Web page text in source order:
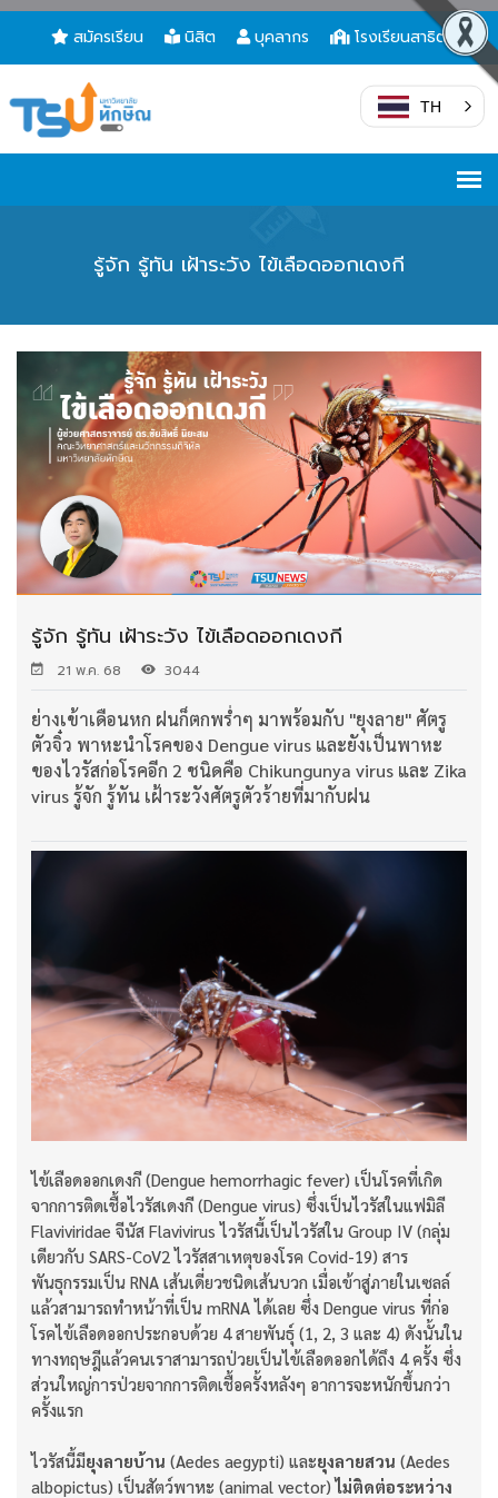
สมัครเรียน นิสิต บุคลากร โรงเรียนสาธิต
TH
รู้จัก รู้ทัน เฝ้าระวัง ไข้เลือดออกเดงกี
รู้จัก รู้ทัน เฝ้าระวัง ไข้เลือดออกเดงกี
21 พ.ค. 68 3044
ย่างเข้าเดือนหก ฝนก็ตกพร่ำๆ มาพร้อมกับ "ยุงลาย" ศัตรู
ตัวจิ๋ว พาหะนำโรคของ Dengue virus และยังเป็นพาหะ
ของไวรัสก่อโรคอีก 2 ชนิดคือ Chikungunya virus และ Zika
virus รู้จัก รู้ทัน เฝ้าระวังศัตรูตัวร้ายที่มากับฝน
ไข้เลือดออกเดงกี (Dengue hemorrhagic fever) เป็นโรคที่เกิด
จากการติดเชื้อไวรัสเดงกี (Dengue virus) ซึ่งเป็นไวรัสในแฟมิลี
Flaviviridae จีนัส Flavivirus ไวรัสนี้เป็นไวรัสใน Group IV (กลุ่ม
เดียวกับ SARS-CoV2 ไวรัสสาเหตุของโรค Covid-19) สาร
พันธุกรรมเป็น RNA เส้นเดี่ยวชนิดเส้นบวก เมื่อเข้าสู่ภายในเซลล์
แล้วสามารถทำหน้าที่เป็น mRNA ได้เลย ซึ่ง Dengue virus ที่ก่อ
โรคไข้เลือดออกประกอบด้วย 4 สายพันธุ์ (1, 2, 3 และ 4) ดังนั้นใน
ทางทฤษฎีแล้วคนเราสามารถป่วยเป็นไข้เลือดออกได้ถึง 4 ครั้ง ซึ่ง
ส่วนใหญ่การป่วยจากการติดเชื้อครั้งหลังๆ อาการจะหนักขึ้นกว่า
ครั้งแรก
ไวรัสนี้มียุงลายบ้าน (Aedes aegypti) และยุงลายสวน (Aedes
albopictus) เป็นสัตว์พาหะ (animal vector)ไม่ติดต่อระหว่าง